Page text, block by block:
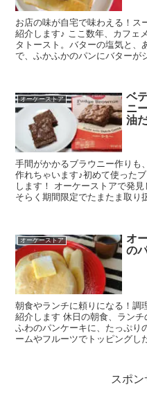
お店の味が自宅で味わえる！ス
紹介します♪ ここ数年、カフェ
タトースト。バターの塩気と、
で、ふかふかのパンにバターが
オーケーストア
ベ
ニ
油
手間がかかるブラウニー作りも
作れちゃいます♪初めて使った
します！ オーケーストアで発
そらく期間限定でたまたま取り
オーケーストア
オ
の
朝食やランチに頼りになる！調
紹介します 休日の朝食、ラン
ふわのパンケーキに、たっぷり
ームやフルーツでトッピングし
スポン